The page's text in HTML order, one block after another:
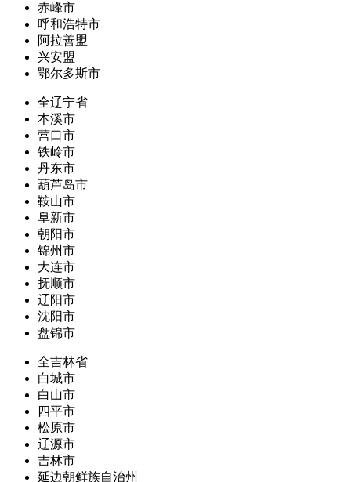
赤峰市
呼和浩特市
阿拉善盟
兴安盟
鄂尔多斯市
全辽宁省
本溪市
营口市
铁岭市
丹东市
葫芦岛市
鞍山市
阜新市
朝阳市
锦州市
大连市
抚顺市
辽阳市
沈阳市
盘锦市
全吉林省
白城市
白山市
四平市
松原市
辽源市
吉林市
延边朝鲜族自治州